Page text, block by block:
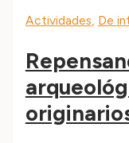
Actividades, De